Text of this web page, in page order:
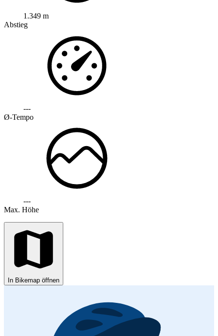
1.349 m
Abstieg
---
Ø-Tempo
---
Max. Höhe
In Bikemap öffnen